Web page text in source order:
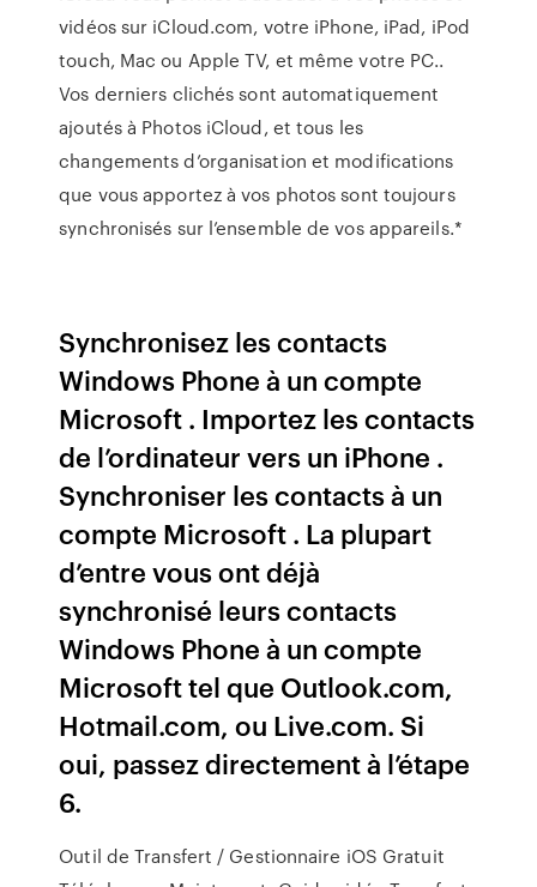
vidéos sur iCloud.com, votre iPhone, iPad, iPod
touch, Mac ou Apple TV, et même votre PC..
Vos derniers clichés sont automatiquement
ajoutés à Photos iCloud, et tous les
changements d’organisation et modifications
que vous apportez à vos photos sont toujours
synchronisés sur l’ensemble de vos appareils.*
Synchronisez les contacts
Windows Phone à un compte
Microsoft . Importez les contacts
de l’ordinateur vers un iPhone .
Synchroniser les contacts à un
compte Microsoft . La plupart
d’entre vous ont déjà
synchronisé leurs contacts
Windows Phone à un compte
Microsoft tel que Outlook.com,
Hotmail.com, ou Live.com. Si
oui, passez directement à l’étape
6.
Outil de Transfert / Gestionnaire iOS Gratuit